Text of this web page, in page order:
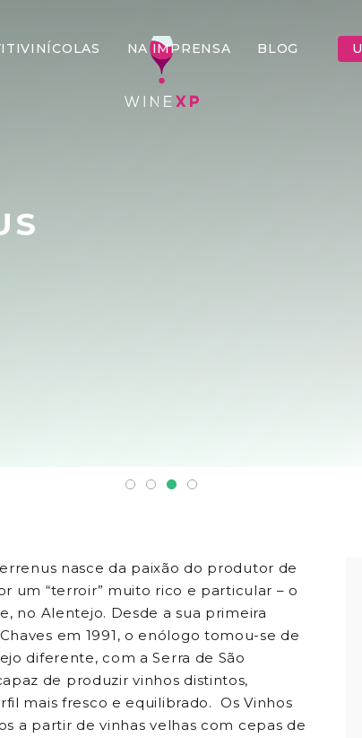
NA IMPRENSA BLOG
nasce da paixão do produtor de
um “terroir” muito rico e particular – o
no Alentejo. Desde a sua primeira
em 1991, o enólogo tomou-se de
diferente, com a Serra de São
de produzir vinhos distintos,
mais fresco e equilibrado. Os Vinhos
a partir de vinhas velhas com cepas de